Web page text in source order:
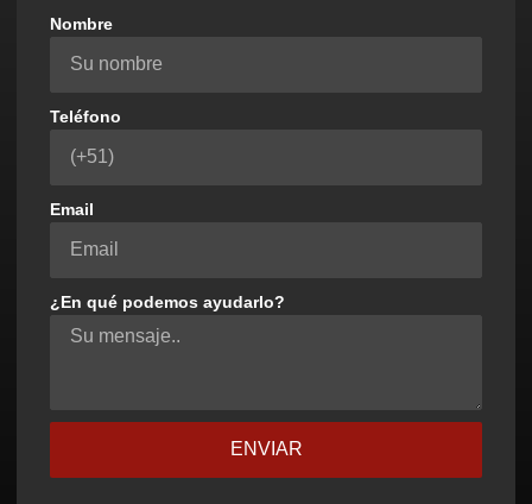
Nombre
Teléfono
Email
¿En qué podemos ayudarlo?
ENVIAR